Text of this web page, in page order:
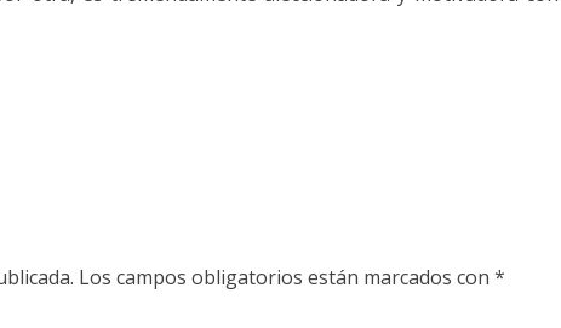
Los campos obligatorios están marcados con *